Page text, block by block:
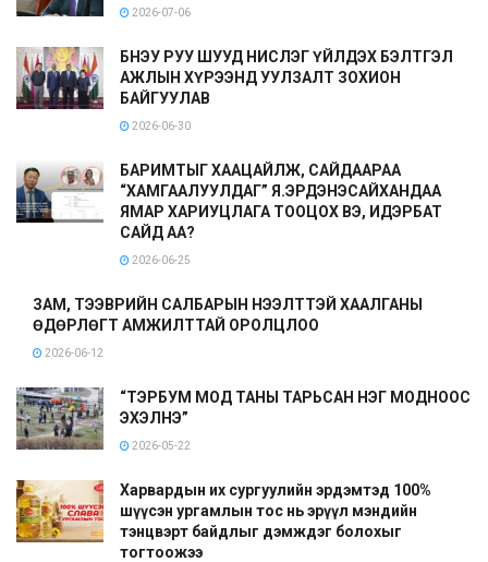
2026-07-06
БНЭУ РУУ ШУУД НИСЛЭГ ҮЙЛДЭХ БЭЛТГЭЛ
АЖЛЫН ХҮРЭЭНД УУЛЗАЛТ ЗОХИОН
БАЙГУУЛАВ
2026-06-30
БАРИМТЫГ ХААЦАЙЛЖ, САЙДААРАА
“ХАМГААЛУУЛДАГ” Я.ЭРДЭНЭСАЙХАНДАА
ЯМАР ХАРИУЦЛАГА ТООЦОХ ВЭ, ИДЭРБАТ
САЙД АА?
2026-06-25
ЗАМ, ТЭЭВРИЙН САЛБАРЫН НЭЭЛТТЭЙ ХААЛГАНЫ
ӨДӨРЛӨГТ АМЖИЛТТАЙ ОРОЛЦЛОО
2026-06-12
“ТЭРБУМ МОД ТАНЫ ТАРЬСАН НЭГ МОДНООС
ЭХЭЛНЭ”
2026-05-22
Харвардын их сургуулийн эрдэмтэд 100%
шүүсэн ургамлын тос нь эрүүл мэндийн
тэнцвэрт байдлыг дэмждэг болохыг
тогтоожээ